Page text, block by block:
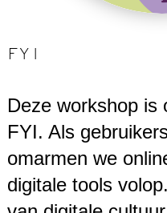
FYI
Deze workshop is
FYI. Als
omarmen we
digitale tools